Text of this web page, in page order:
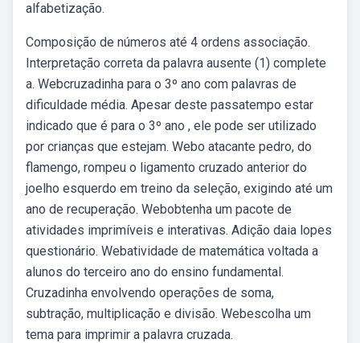
alfabetização.
Composição de números até 4 ordens associação.
Interpretação correta da palavra ausente (1) complete
a. Webcruzadinha para o 3º ano com palavras de
dificuldade média. Apesar deste passatempo estar
indicado que é para o 3º ano , ele pode ser utilizado
por crianças que estejam. Webo atacante pedro, do
flamengo, rompeu o ligamento cruzado anterior do
joelho esquerdo em treino da seleção, exigindo até um
ano de recuperação. Webobtenha um pacote de
atividades imprimíveis e interativas. Adição daia lopes
questionário. Webatividade de matemática voltada a
alunos do terceiro ano do ensino fundamental.
Cruzadinha envolvendo operações de soma,
subtração, multiplicação e divisão. Webescolha um
tema para imprimir a palavra cruzada.